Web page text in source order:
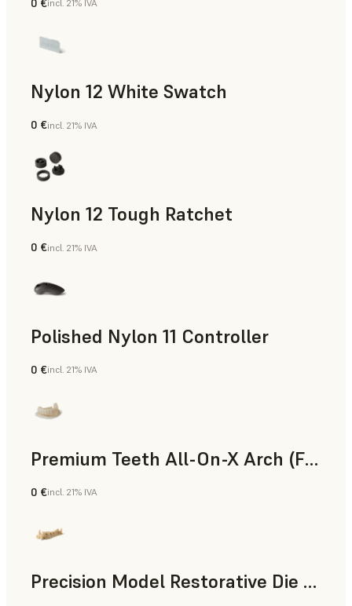
Polvo para SLS
incl. 21% IVA
Nylon 12 White Swatch
Polvo para SLS
0 €incl. 21% IVA
Nylon 12 Tough Ratchet
Polvo para SLS
0 €incl. 21% IVA
Polished Nylon 11 Controller
Polvo para SLS
0 €incl. 21% IVA
Premium Teeth All-On-X Arch (Form 4)
Odontología
0 €incl. 21% IVA
Precision Model Restorative Die Model